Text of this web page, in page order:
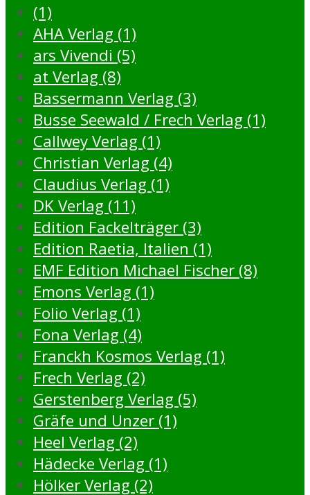
(1)
AHA Verlag (1)
ars Vivendi (5)
at Verlag (8)
Bassermann Verlag (3)
Busse Seewald / Frech Verlag (1)
Callwey Verlag (1)
Christian Verlag (4)
Claudius Verlag (1)
DK Verlag (11)
Edition Fackelträger (3)
Edition Raetia, Italien (1)
EMF Edition Michael Fischer (8)
Emons Verlag (1)
Folio Verlag (1)
Fona Verlag (4)
Franckh Kosmos Verlag (1)
Frech Verlag (2)
Gerstenberg Verlag (5)
Gräfe und Unzer (1)
Heel Verlag (2)
Hädecke Verlag (1)
Hölker Verlag (2)